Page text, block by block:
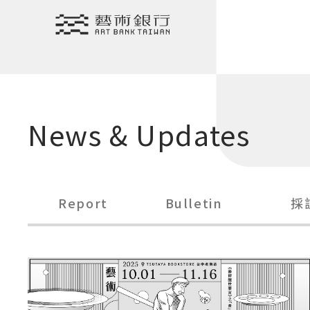
News & Updates
Report Bulletin 採